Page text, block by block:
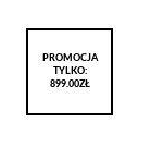
PROMOCJA
TYLKO:
899.00ZŁ